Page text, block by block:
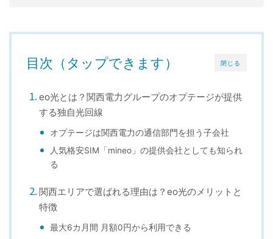
閉じる
目次（タップできます）
eo光とは？関西電力グループのオプテージが提供
する独自光回線
オプテージは関西電力の通信部門を担う子会社
人気格安SIM「mineo」の提供会社としても知られ
る
関西エリアで選ばれる理由は？eo光のメリットと
特徴
最大6カ月間 月額0円から利用できる